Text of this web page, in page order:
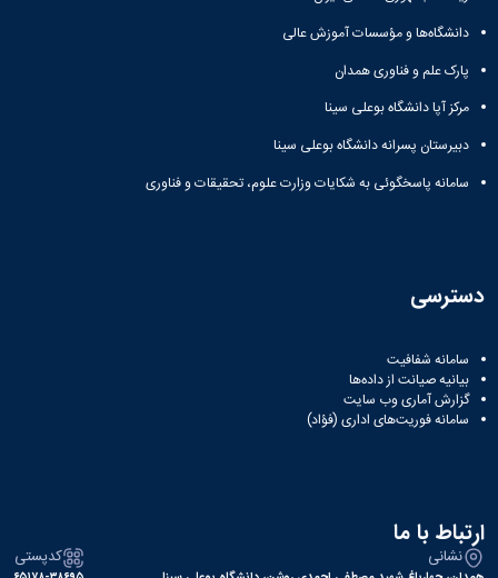
دانشگاه‌ها و مؤسسات آموزش عالی
پارک علم و فناوری همدان
مرکز آپا دانشگاه بوعلی سینا
دبیرستان پسرانه دانشگاه بوعلی سینا
سامانه پاسخگوئی به شکایات وزارت علوم، تحقیقات و فناوری
دسترسی
سامانه شفافیت
بیانیه صیانت از داده‌ها
گزارش آماری وب‌ سایت
سامانه فوریت‌های اداری (فؤاد)
ارتباط با ما
نشانی کدپستی